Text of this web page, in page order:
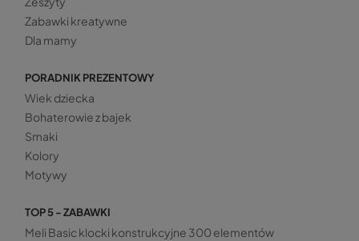
Zabawki kreatywne
Dla mamy
PORADNIK PREZENTOWY
Wiek dziecka
Bohaterowie z bajek
Smaki
Kolory
Motywy
TOP 5 - ZABAWKI
Meli Basic klocki konstrukcyjne 300 elementów